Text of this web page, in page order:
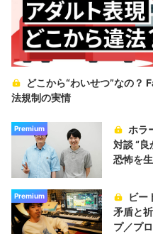
どこから“わいせつ”なの？
法規制の実情
Premium
ホラ
対談 “良
恐怖を
Premium
ビー
矛盾と
プ／プ